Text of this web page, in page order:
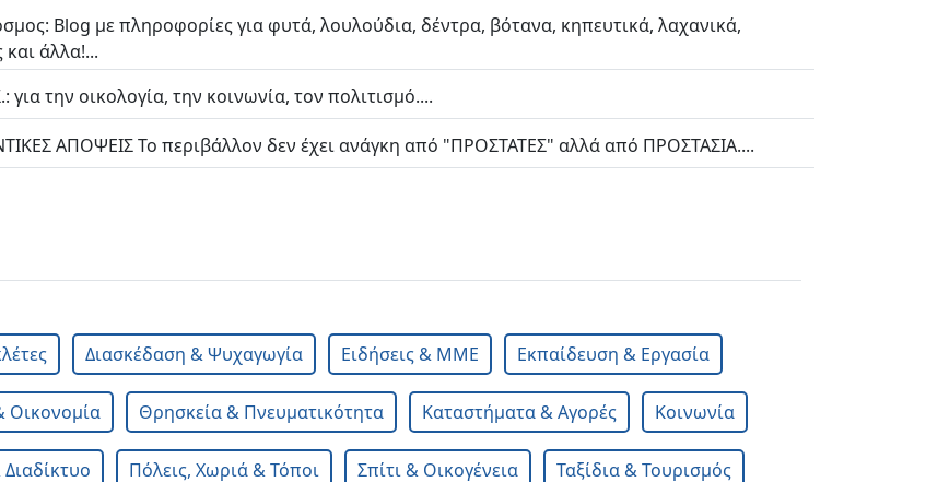
Blog με πληροφορίες για φυτά, λουλούδια, δέντρα, βότανα, κηπευτικά, λαχανικά,
και άλλα!...
για την οικολογία, την κοινωνία, τον πολιτισμό....
ΑΠΟΨΕΙΣ Το περιβάλλον δεν έχει ανάγκη από "ΠΡΟΣΤΑΤΕΣ" αλλά από ΠΡΟΣΤΑΣΙΑ....
Διασκέδαση & Ψυχαγωγία Ειδήσεις & ΜΜΕ Εκπαίδευση & Εργασία
Οικονομία Θρησκεία & Πνευματικότητα Καταστήματα & Αγορές Κοινωνία
Πόλεις, Χωριά & Τόποι Σπίτι & Οικογένεια Ταξίδια & Τουρισμός